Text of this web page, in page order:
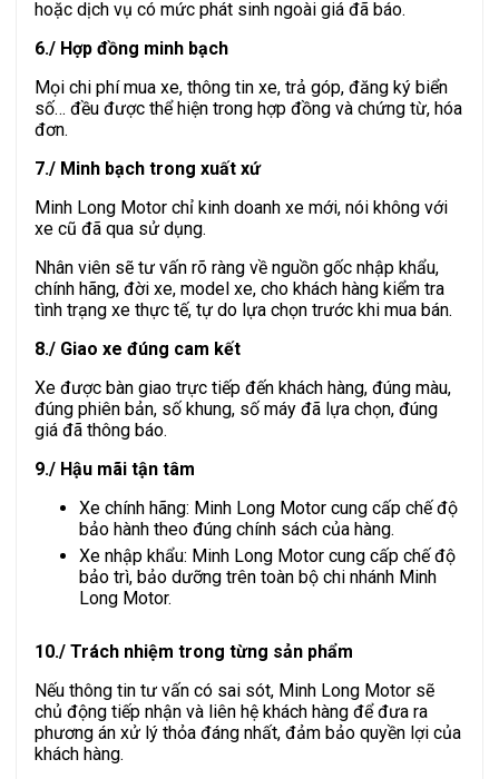
hoặc dịch vụ có mức phát sinh ngoài giá đã báo.
6./ Hợp đồng minh bạch
Mọi chi phí mua xe, thông tin xe, trả góp, đăng ký biển
số… đều được thể hiện trong hợp đồng và chứng từ, hóa
đơn.
7./ Minh bạch trong xuất xứ
Minh Long Motor chỉ kinh doanh xe mới, nói không với
xe cũ đã qua sử dụng.
Nhân viên sẽ tư vấn rõ ràng về nguồn gốc nhập khẩu,
chính hãng, đời xe, model xe, cho khách hàng kiểm tra
tình trạng xe thực tế, tự do lựa chọn trước khi mua bán.
8./ Giao xe đúng cam kết
Xe được bàn giao trực tiếp đến khách hàng, đúng màu,
đúng phiên bản, số khung, số máy đã lựa chọn, đúng
giá đã thông báo.
9./ Hậu mãi tận tâm
Xe chính hãng: Minh Long Motor cung cấp chế độ
bảo hành theo đúng chính sách của hàng.
Xe nhập khẩu: Minh Long Motor cung cấp chế độ
bảo trì, bảo dưỡng trên toàn bộ chi nhánh Minh
Long Motor.
10./ Trách nhiệm trong từng sản phẩm
Nếu thông tin tư vấn có sai sót, Minh Long Motor sẽ
chủ động tiếp nhận và liên hệ khách hàng để đưa ra
phương án xử lý thỏa đáng nhất, đảm bảo quyền lợi của
khách hàng.